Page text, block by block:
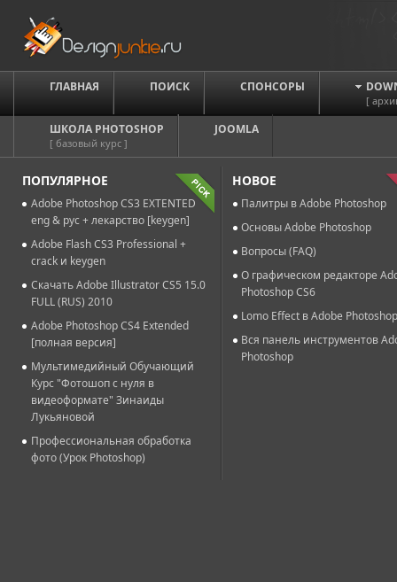
ГЛАВНАЯ ПОИСК СПОНСОРЫ
[
ШКОЛА PHOTOSHOP
[ базовый курс ]
JOOMLA
ПОПУЛЯРНОЕ
Adobe Photoshop CS3 EXTENTED
eng & рус + лекарство [keygen]
Adobe Flash CS3 Professional +
crack и keygen
Скачать Adobe Illustrator CS5 15.0
FULL (RUS) 2010
Adobe Photoshop CS4 Extended
[полная версия]
Мультимедийный Обучающий
Курс "Фотошоп с нуля в
видеоформате" Зинаиды
Лукьяновой
Профессиональная обработка
фото (Урок Photoshop)
НОВОЕ
Палитры в Adobe Photoshop
Основы Adobe Photoshop
Вопросы (FAQ)
О графическом редакторе
Photoshop CS6
Lomo Effect в Adobe
Вся панель инструментов
Photoshop